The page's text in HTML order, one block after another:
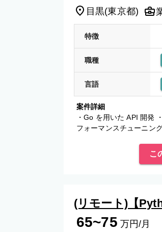
目黒(東京都)
特徴
職種
言語
案件詳細
・Go を用いた API 開発
フォーマンスチューニン
こ
(リモート)【
65~75 万円/月